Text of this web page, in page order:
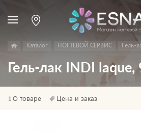
Каталог НОГТЕВОЙ СЕРВИС Гель-
Гель-лак INDI
О товаре Цена и заказ